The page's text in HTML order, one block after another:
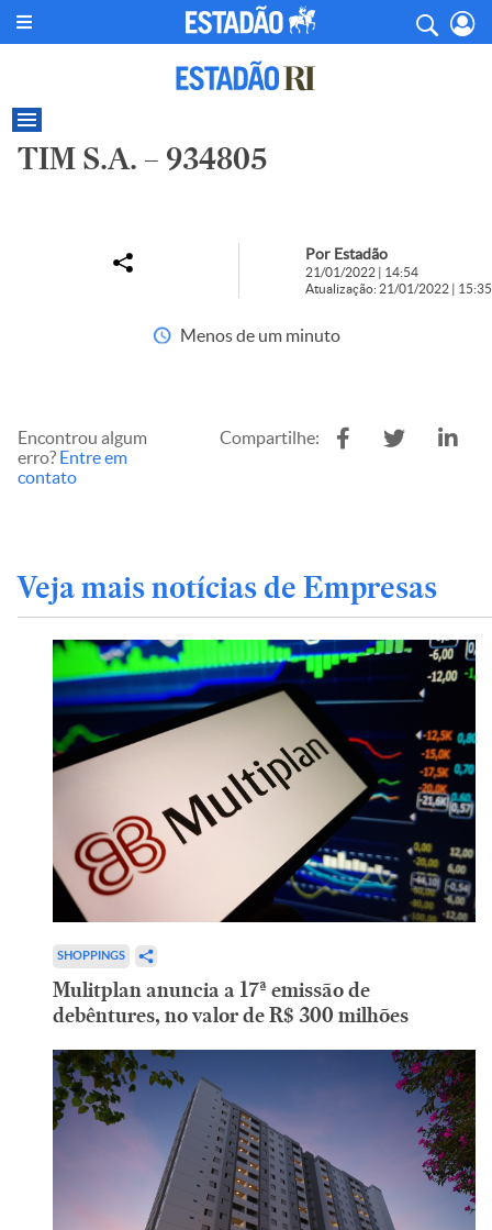
TIM S.A. – 934805
Por Estadão
21/01/2022 | 14:54
Atualização: 21/01/2022 | 15:35
Menos de um minuto
Encontrou algum
erro? Entre em
contato
Compartilhe:
Veja mais notícias de Empresas
SHOPPINGS
Mulitplan anuncia a 17ª emissão de
debêntures, no valor de R$ 300 milhões